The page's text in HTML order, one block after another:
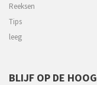
Reeksen
Tips
leeg
BLIJF OP DE